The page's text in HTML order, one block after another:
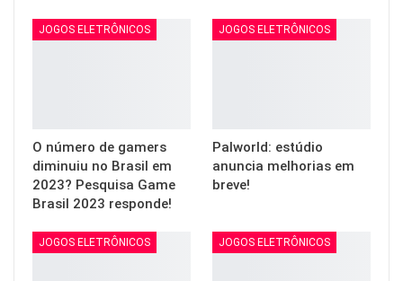
JOGOS ELETRÔNICOS
O número de gamers
diminuiu no Brasil em
2023? Pesquisa Game
Brasil 2023 responde!
JOGOS ELETRÔNICOS
Palworld: estúdio
anuncia melhorias em
breve!
JOGOS ELETRÔNICOS JOGOS ELETRÔNICOS